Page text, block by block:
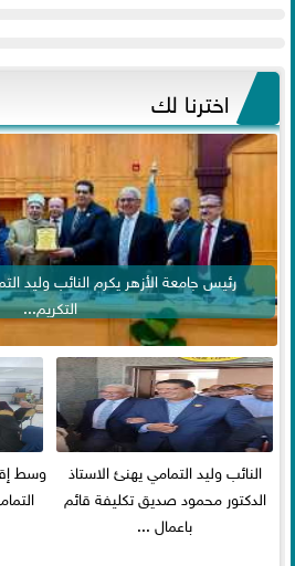
اخترنا لك
رئيس جامعة الأزهر يكرم النائب وليد
التكريم...
النائب وليد التمامي يهنئ الاستاذ
الدكتور محمود صديق تكليفة قائم
باعمال ...
وسط